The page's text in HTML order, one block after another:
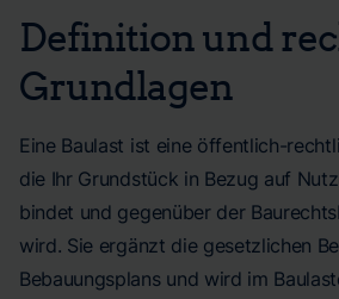
Definition und
Grundlagen
Eine Baulast ist eine öffentlich-
die Ihr Grundstück in Bezug auf
bindet und gegenüber der
wird. Sie ergänzt die gesetzlichen
Bebauungsplans und wird im